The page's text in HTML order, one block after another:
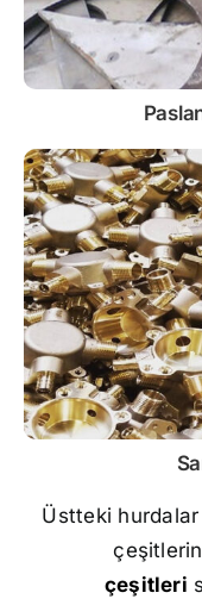
Üstteki hurdalar
çeşitleri